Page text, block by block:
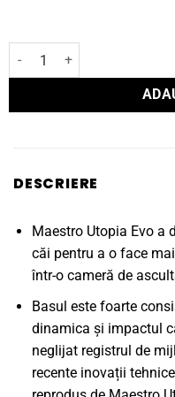
Cantitate Boxă de podea
DESCRIERE
Maestro Utopia Evo a
căi pentru a o face
într-o cameră de
Basul este foarte
dinamica și impactul
neglijat registrul de
recente inovații